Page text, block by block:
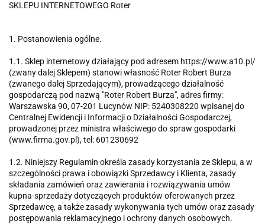
SKLEPU INTERNETOWEGO Roter
1. Postanowienia ogólne.
1.1. Sklep internetowy działający pod adresem https://www.a10.pl/
(zwany dalej Sklepem) stanowi własność Roter Robert Burza
(zwanego dalej Sprzedającym), prowadzącego działalność
gospodarczą pod nazwą "Roter Robert Burza", adres firmy:
Warszawska 90, 07-201 Lucynów NIP: 5240308220 wpisanej do
Centralnej Ewidencji i Informacji o Działalności Gospodarczej,
prowadzonej przez ministra właściwego do spraw gospodarki
(www.firma.gov.pl), tel: 601230692
1.2. Niniejszy Regulamin określa zasady korzystania ze Sklepu, a w
szczególności prawa i obowiązki Sprzedawcy i Klienta, zasady
składania zamówień oraz zawierania i rozwiązywania umów
kupna-sprzedaży dotyczących produktów oferowanych przez
Sprzedawcę, a także zasady wykonywania tych umów oraz zasady
postępowania reklamacyjnego i ochrony danych osobowych.